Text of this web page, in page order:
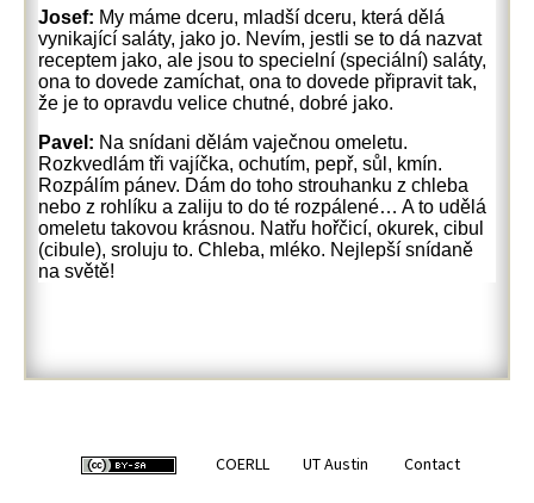
Josef: My máme dceru, mladší dceru, která dělá
vynikající saláty, jako jo. Nevím, jestli se to dá nazvat
receptem jako, ale jsou to specielní (speciální) saláty,
ona to dovede zamíchat, ona to dovede připravit tak,
že je to opravdu velice chutné, dobré jako.
Pavel: Na snídani dělám vaječnou omeletu.
Rozkvedlám tři vajíčka, ochutím, pepř, sůl, kmín.
Rozpálím pánev. Dám do toho strouhanku z chleba
nebo z rohlíku a zaliju to do té rozpálené… A to udělá
omeletu takovou krásnou. Natřu hořčicí, okurek, cibul
(cibule), sroluju to. Chleba, mléko. Nejlepší snídaně
na světě!
COERLL UT Austin Contact